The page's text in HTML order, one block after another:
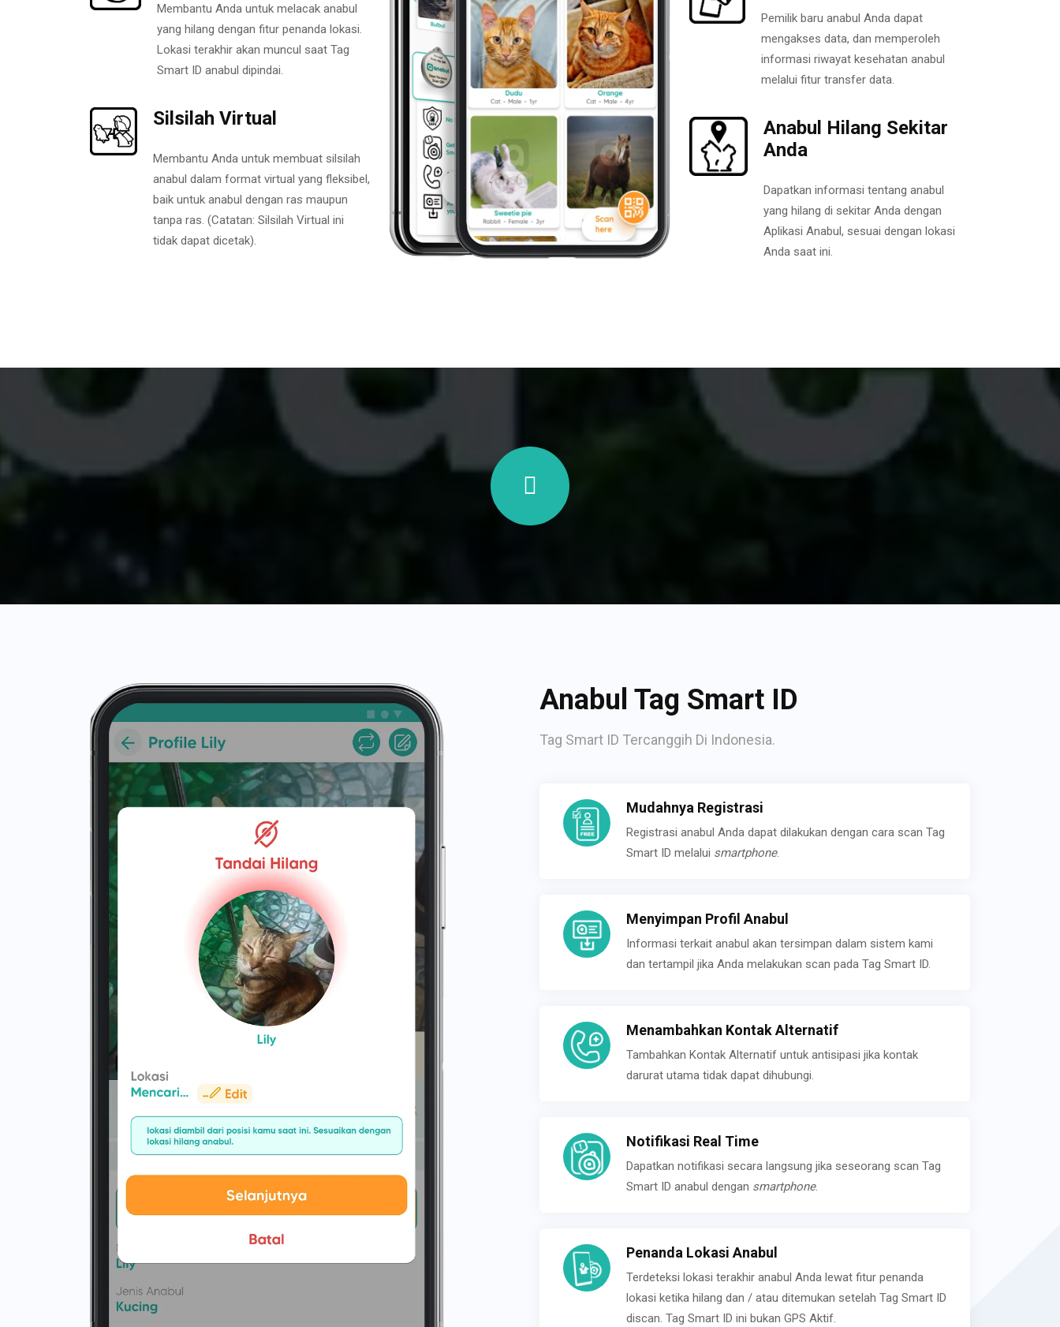
Membantu Anda untuk melacak anabul
yang hilang dengan fitur penanda lokasi.
Lokasi terakhir akan muncul saat Tag
Smart ID anabul dipindai.
Silsilah Virtual
Membantu Anda untuk membuat silsilah
anabul dalam format virtual yang fleksibel,
baik untuk anabul dengan ras maupun
tanpa ras. (Catatan: Silsilah Virtual ini
tidak dapat dicetak).
Pemilik baru anabul Anda dapat
mengakses data, dan memperoleh
informasi riwayat kesehatan anabul
melalui fitur transfer data.
Anabul Hilang Sekitar
Anda
Dapatkan informasi tentang anabul
yang hilang di sekitar Anda dengan
Aplikasi Anabul, sesuai dengan lokasi
Anda saat ini.
Anabul Tag Smart ID
Tag Smart ID Tercanggih Di Indonesia.
Mudahnya Registrasi
Registrasi anabul Anda dapat dilakukan dengan cara scan Tag
Smart ID melalui smartphone.
Menyimpan Profil Anabul
Informasi terkait anabul akan tersimpan dalam sistem kami
dan tertampil jika Anda melakukan scan pada Tag Smart ID.
Menambahkan Kontak Alternatif
Tambahkan Kontak Alternatif untuk antisipasi jika kontak
darurat utama tidak dapat dihubungi.
Notifikasi Real Time
Dapatkan notifikasi secara langsung jika seseorang scan Tag
Smart ID anabul dengan smartphone.
Penanda Lokasi Anabul
Terdeteksi lokasi terakhir anabul Anda lewat fitur penanda
lokasi ketika hilang dan / atau ditemukan setelah Tag Smart ID
discan. Tag Smart ID ini bukan GPS Aktif.